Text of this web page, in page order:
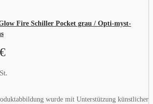
Fire Schiller Pocket grau / Opti-myst-
€
wurde mit Unterstützung künstlicher